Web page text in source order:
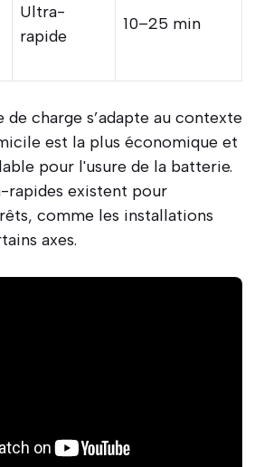
Ultra-
rapide
10–25 min
de charge s’adapte au contexte
est la plus économique et
pour l'usure de la batterie.
rapides existent pour
comme les installations
axes.